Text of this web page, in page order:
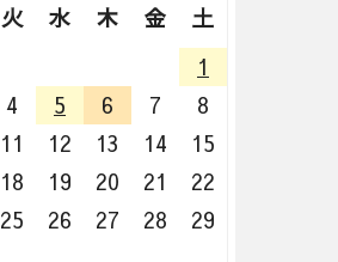
火 水 木 金
土
1
4 5 6 7
8
11 12 13 14
15
18 19 20 21
22
25 26 27 28
29